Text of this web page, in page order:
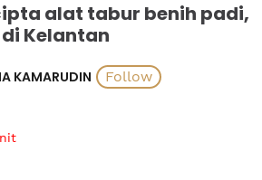
alat tabur benih padi,
Kelantan
KAMARUDIN